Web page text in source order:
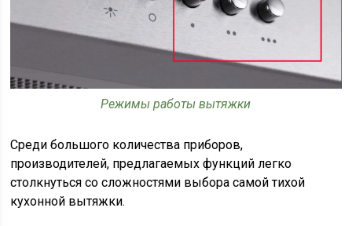
Режимы работы вытяжки
Среди большого количества приборов,
производителей, предлагаемых функций легко
столкнуться со сложностями выбора самой тихой
кухонной вытяжки.